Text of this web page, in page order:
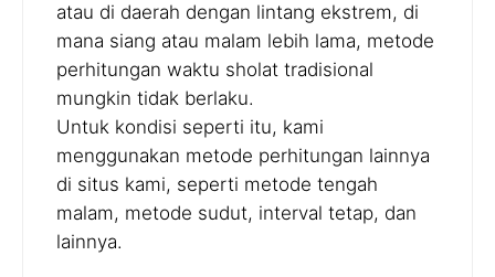
atau di daerah dengan lintang ekstrem, di
mana siang atau malam lebih lama, metode
perhitungan waktu sholat tradisional
mungkin tidak berlaku.
Untuk kondisi seperti itu, kami
menggunakan metode perhitungan lainnya
di situs kami, seperti metode tengah
malam, metode sudut, interval tetap, dan
lainnya.